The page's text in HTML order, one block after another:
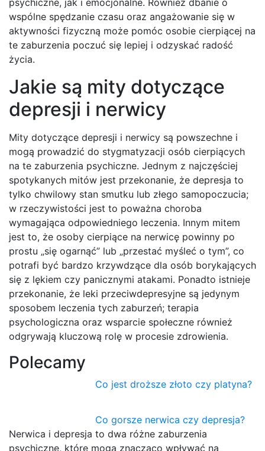
psychiczne, jak i emocjonalne. Również dbanie o
wspólne spędzanie czasu oraz angażowanie się w
aktywności fizyczną może pomóc osobie cierpiącej na
te zaburzenia poczuć się lepiej i odzyskać radość
życia.
Jakie są mity dotyczące
depresji i nerwicy
Mity dotyczące depresji i nerwicy są powszechne i
mogą prowadzić do stygmatyzacji osób cierpiących
na te zaburzenia psychiczne. Jednym z najczęściej
spotykanych mitów jest przekonanie, że depresja to
tylko chwilowy stan smutku lub złego samopoczucia;
w rzeczywistości jest to poważna choroba
wymagająca odpowiedniego leczenia. Innym mitem
jest to, że osoby cierpiące na nerwicę powinny po
prostu „się ogarnąć” lub „przestać myśleć o tym”, co
potrafi być bardzo krzywdzące dla osób borykających
się z lękiem czy panicznymi atakami. Ponadto istnieje
przekonanie, że leki przeciwdepresyjne są jedynym
sposobem leczenia tych zaburzeń; terapia
psychologiczna oraz wsparcie społeczne również
odgrywają kluczową rolę w procesie zdrowienia.
Polecamy
Co jest droższe złoto czy platyna?
Co gorsze nerwica czy depresja?
Nerwica i depresja to dwa różne zaburzenia
psychiczne, które mogą znacząco wpływać na